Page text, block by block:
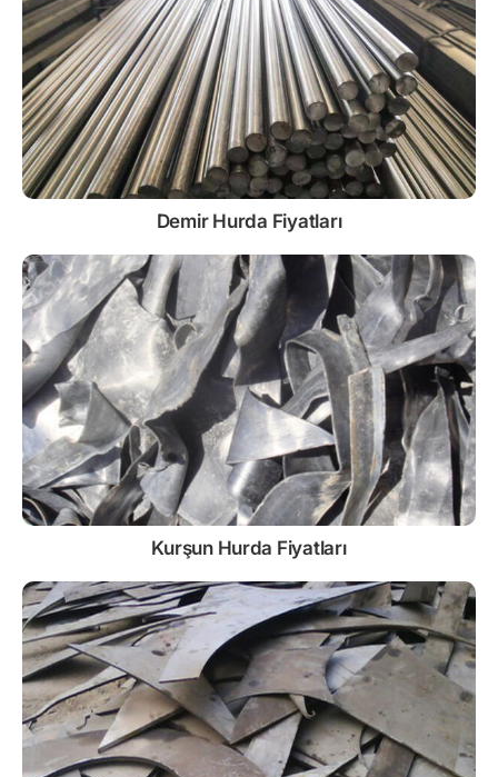
Demir Hurda Fiyatları
Kurşun Hurda Fiyatları